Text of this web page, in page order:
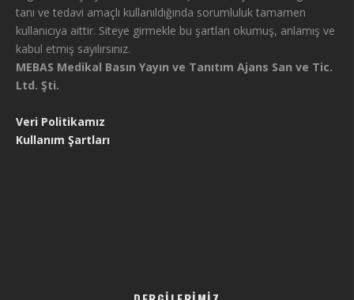
tanı ve tedavi amaçlı kullanıldığında sorumluluk tamamen
kullanıcıya aittir. Siteye girmekle bu şartları okumuş, anlamış ve
kabul etmiş sayılırsınız.
MEBAS Medikal Basın Yayın ve Tanıtım Ajans San ve Tic.
Ltd. Şti.
Veri Politikamız
Kullanım Şartları